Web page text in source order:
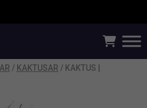
/ KAKTUSAR / KAKTUS |